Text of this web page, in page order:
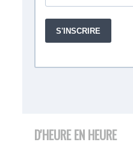
D'HEURE EN HEURE